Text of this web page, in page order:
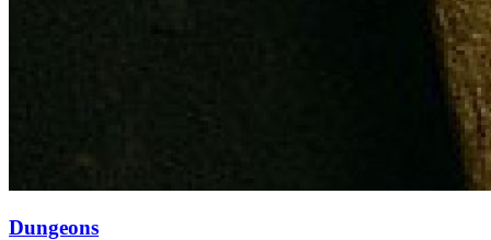
Dungeons